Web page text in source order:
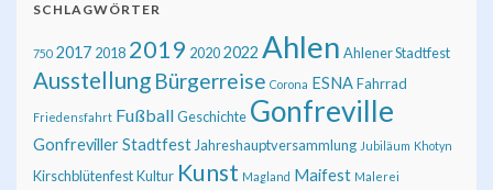
SCHLAGWÖRTER
750 2017 2018 2019 20202022 Ahlen Ahlener Stadtfest
Ausstellung Bürgerreise Corona ESNAFahrrad
Friedensfahrt FußballGeschichte Gonfreville
Gonfreviller Stadtfest Jahreshauptversammlung Jubiläum Khotyn
KirschblütenfestKultur Kunst Magland Maifest Malerei